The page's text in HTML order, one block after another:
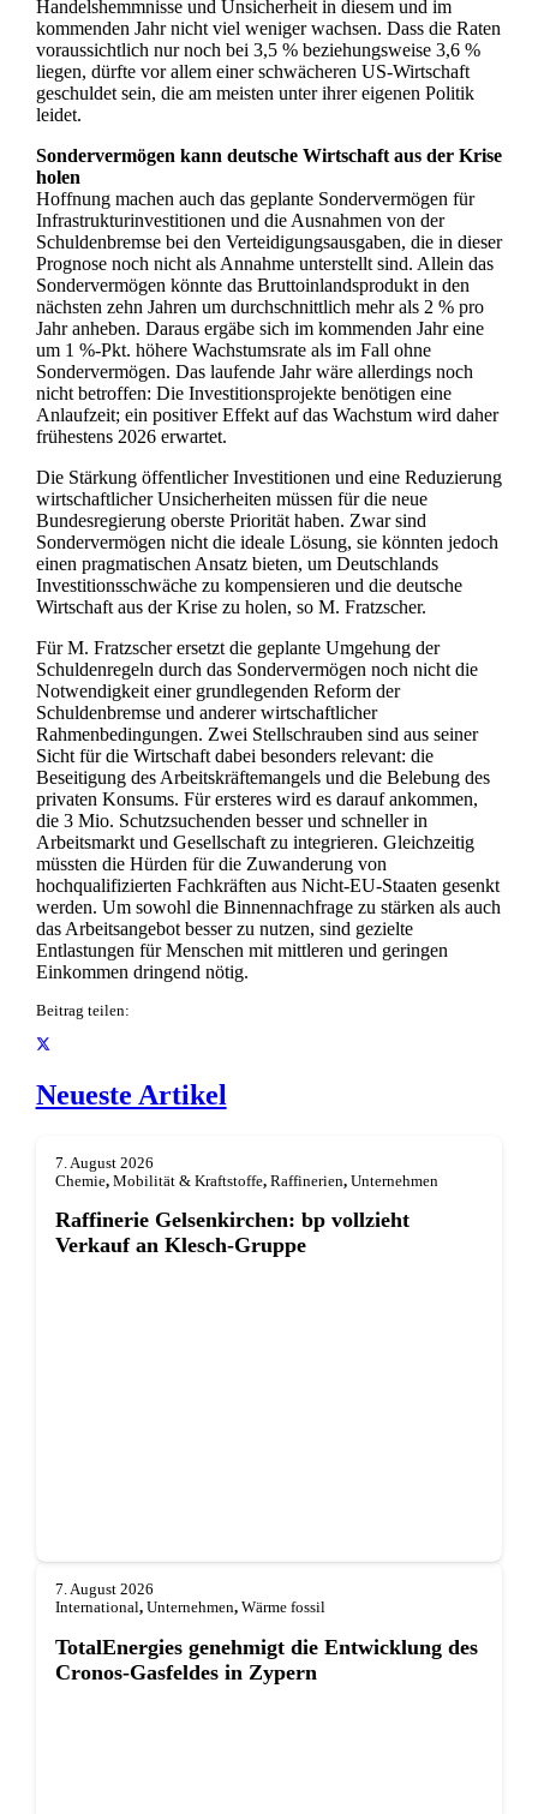
Handelshemmnisse und Unsicherheit in diesem und im
kommenden Jahr nicht viel weniger wachsen. Dass die Raten
voraussichtlich nur noch bei 3,5 % beziehungsweise 3,6 %
liegen, dürfte vor allem einer schwächeren US-Wirtschaft
geschuldet sein, die am meisten unter ihrer eigenen Politik
leidet.
Sondervermögen kann deutsche Wirtschaft aus der Krise
holen
Hoffnung machen auch das geplante Sondervermögen für
Infrastrukturinvestitionen und die Ausnahmen von der
Schuldenbremse bei den Verteidigungsausgaben, die in dieser
Prognose noch nicht als Annahme unterstellt sind. Allein das
Sondervermögen könnte das Bruttoinlandsprodukt in den
nächsten zehn Jahren um durchschnittlich mehr als 2 % pro
Jahr anheben. Daraus ergäbe sich im kommenden Jahr eine
um 1 %-Pkt. höhere Wachstumsrate als im Fall ohne
Sondervermögen. Das laufende Jahr wäre allerdings noch
nicht betroffen: Die Investitionsprojekte benötigen eine
Anlaufzeit; ein positiver Effekt auf das Wachstum wird daher
frühestens 2026 erwartet.
Die Stärkung öffentlicher Investitionen und eine Reduzierung
wirtschaftlicher Unsicherheiten müssen für die neue
Bundesregierung oberste Priorität haben. Zwar sind
Sondervermögen nicht die ideale Lösung, sie könnten jedoch
einen pragmatischen Ansatz bieten, um Deutschlands
Investitionsschwäche zu kompensieren und die deutsche
Wirtschaft aus der Krise zu holen, so M. Fratzscher.
Für M. Fratzscher ersetzt die geplante Umgehung der
Schuldenregeln durch das Sondervermögen noch nicht die
Notwendigkeit einer grundlegenden Reform der
Schuldenbremse und anderer wirtschaftlicher
Rahmenbedingungen. Zwei Stellschrauben sind aus seiner
Sicht für die Wirtschaft dabei besonders relevant: die
Beseitigung des Arbeitskräftemangels und die Belebung des
privaten Konsums. Für ersteres wird es darauf ankommen,
die 3 Mio. Schutzsuchenden besser und schneller in
Arbeitsmarkt und Gesellschaft zu integrieren. Gleichzeitig
müssten die Hürden für die Zuwanderung von
hochqualifizierten Fachkräften aus Nicht-EU-Staaten gesenkt
werden. Um sowohl die Binnennachfrage zu stärken als auch
das Arbeitsangebot besser zu nutzen, sind gezielte
Entlastungen für Menschen mit mittleren und geringen
Einkommen dringend nötig.
Beitrag teilen:
Neueste Artikel
7. August 2026
Chemie, Mobilität & Kraftstoffe, Raffinerien, Unternehmen
Raffinerie Gelsenkirchen: bp vollzieht
Verkauf an Klesch-Gruppe
7. August 2026
International, Unternehmen, Wärme fossil
TotalEnergies genehmigt die Entwicklung des
Cronos-Gasfeldes in Zypern